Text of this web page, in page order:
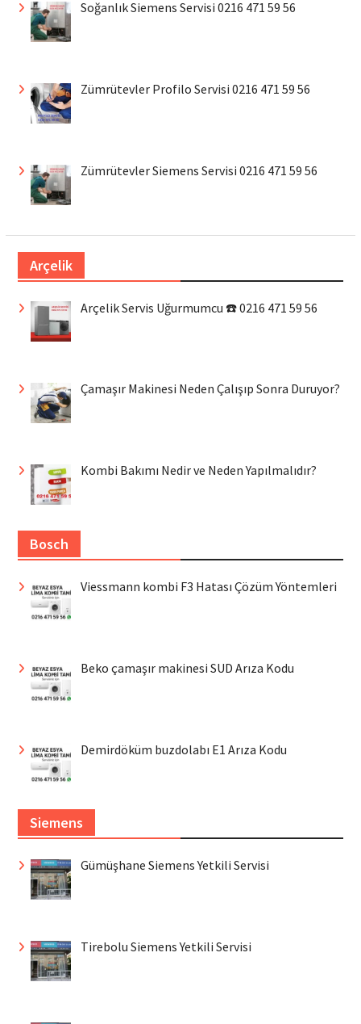
Soğanlık Siemens Servisi 0216 471 59 56
Zümrütevler Profilo Servisi 0216 471 59 56
Zümrütevler Siemens Servisi 0216 471 59 56
Arçelik
Arçelik Servis Uğurmumcu ☎️ 0216 471 59 56
Çamaşır Makinesi Neden Çalışıp Sonra Duruyor?
Kombi Bakımı Nedir ve Neden Yapılmalıdır?
Bosch
Viessmann kombi F3 Hatası Çözüm Yöntemleri
Beko çamaşır makinesi SUD Arıza Kodu
Demirdöküm buzdolabı E1 Arıza Kodu
Siemens
Gümüşhane Siemens Yetkili Servisi
Tirebolu Siemens Yetkili Servisi